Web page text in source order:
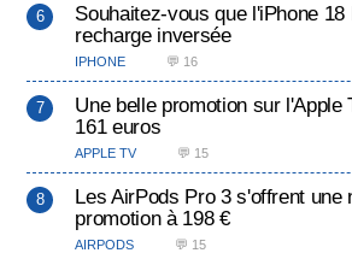
Souhaitez-vous que l'iPhone
recharge inversée
IPHONE 💬 16
Une belle promotion sur l'Apple
161 euros
APPLE TV 💬 15
Les AirPods Pro 3 s'offrent une
promotion à 198 €
AIRPODS 💬 15